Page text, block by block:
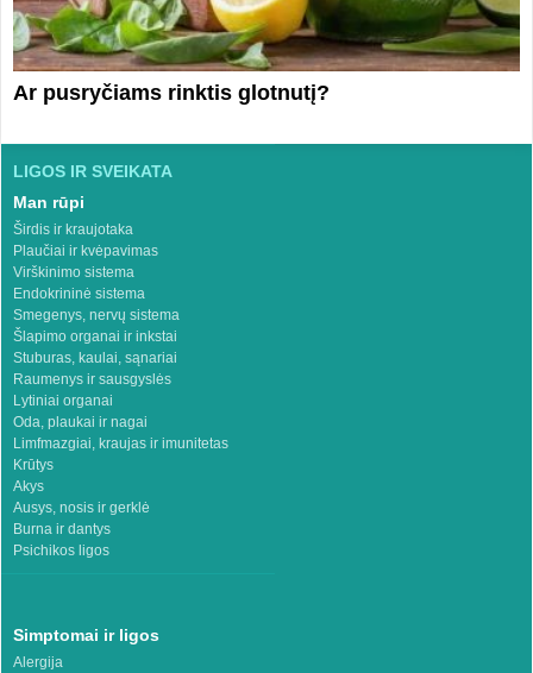
Ar pusryčiams rinktis glotnutį?
LIGOS IR SVEIKATA
Man rūpi
Širdis ir kraujotaka
Plaučiai ir kvėpavimas
Virškinimo sistema
Endokrininė sistema
Smegenys, nervų sistema
Šlapimo organai ir inkstai
Stuburas, kaulai, sąnariai
Raumenys ir sausgyslės
Lytiniai organai
Oda, plaukai ir nagai
Limfmazgiai, kraujas ir imunitetas
Krūtys
Akys
Ausys, nosis ir gerklė
Burna ir dantys
Psichikos ligos
Simptomai ir ligos
Alergija